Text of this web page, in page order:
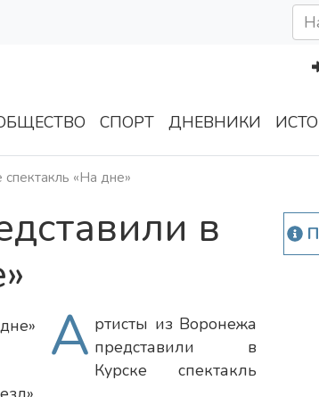
СПОРТ ДНЕВНИКИ
«На дне»
в
А ртисты из Воронежа
представили в
Курске спектакль